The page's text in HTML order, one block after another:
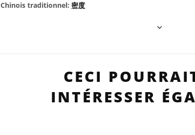
Chinois traditionnel: 密度
CECI
INTÉRESSER